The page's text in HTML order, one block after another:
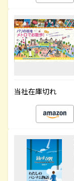
当社在庫切れ